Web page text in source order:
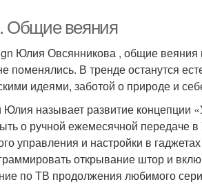
Общие веяния
Юлия Овсянникова , общие веяния
поменялись. В тренде останутся
идеями, заботой о природе и
называет развитие концепции
о ручной ежемесячной передаче
управления и настройки в
открывание штор и
по ТВ продолжения любимого